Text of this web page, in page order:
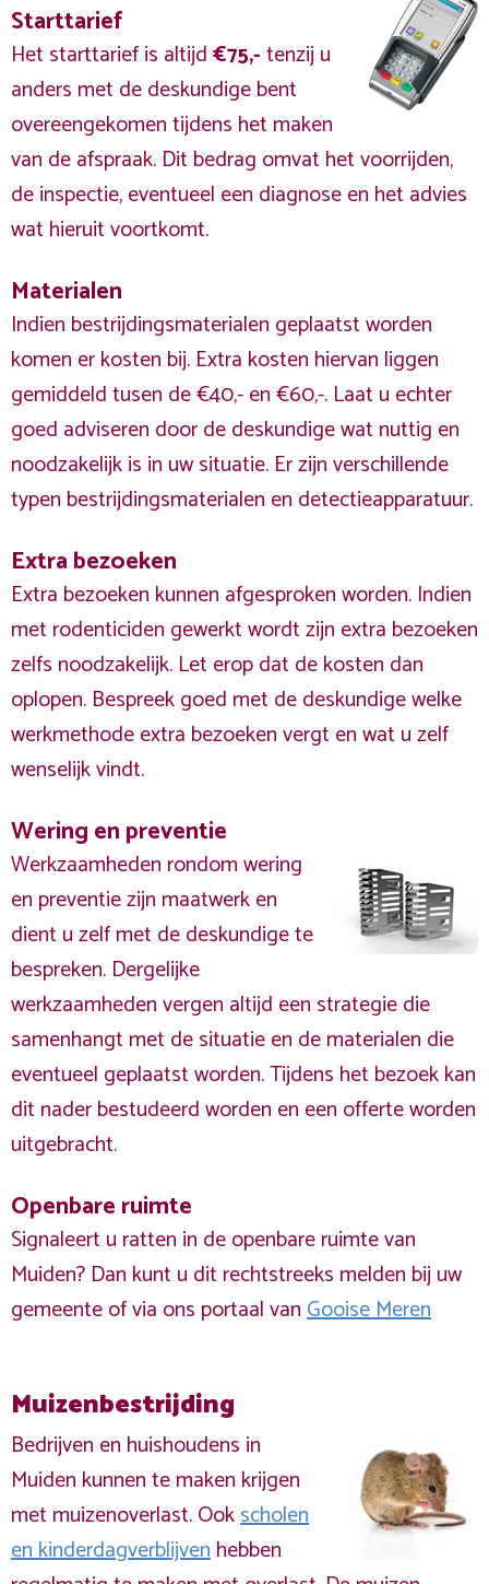
Starttarief
Het starttarief is altijd€75,-tenzij u
anders met de deskundige bent
overeengekomen tijdens het maken
van de afspraak. Dit bedrag omvat het voorrijden,
de inspectie, eventueel een diagnose en het advies
wat hieruit voortkomt.
Materialen
Indien bestrijdingsmaterialen geplaatst worden
komen er kosten bij. Extra kosten hiervan liggen
gemiddeld tusen de €40,- en €60,-. Laat u echter
goed adviseren door de deskundige wat nuttig en
noodzakelijk is in uw situatie. Er zijn verschillende
typen bestrijdingsmaterialen en detectieapparatuur.
Extra bezoeken
Extra bezoeken kunnen afgesproken worden. Indien
met rodenticiden gewerkt wordt zijn extra bezoeken
zelfs noodzakelijk. Let erop dat de kosten dan
oplopen. Bespreek goed met de deskundige welke
werkmethode extra bezoeken vergt en wat u zelf
wenselijk vindt.
Wering en preventie
Werkzaamheden rondom wering
en preventie zijn maatwerk en
dient u zelf met de deskundige te
bespreken. Dergelijke
werkzaamheden vergen altijd een strategie die
samenhangt met de situatie en de materialen die
eventueel geplaatst worden. Tijdens het bezoek kan
dit nader bestudeerd worden en een offerte worden
uitgebracht.
Openbare ruimte
Signaleert u ratten in de openbare ruimte van
Muiden? Dan kunt u dit rechtstreeks melden bij uw
gemeente of via ons portaal vanGooise Meren
Muizenbestrijding
Bedrijven en huishoudens in
Muiden kunnen te maken krijgen
met muizenoverlast. Ookscholen
en kinderdagverblijvenhebben